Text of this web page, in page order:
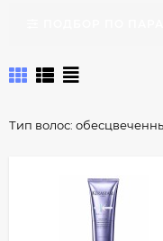
Тип волос: